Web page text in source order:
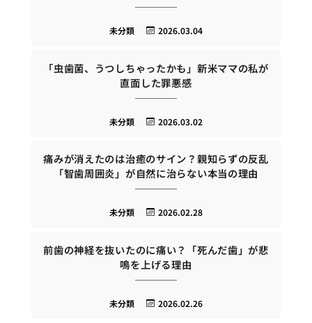
2026.03.04
未分類
「虫歯菌、うつしちゃったかも」新米ママの私が
直面した罪悪感
2026.03.02
未分類
痛みが消えたのは治癒のサイン？親知らずの反乱
「智歯周囲炎」が自然に治らない本当の理由
2026.02.28
未分類
前歯の神経を抜いたのに痛い？「死んだ歯」が悲
鳴を上げる理由
2026.02.26
未分類